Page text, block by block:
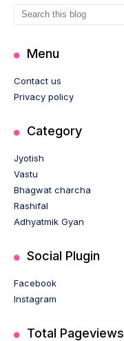
Menu
Contact us
Privacy policy
Category
Jyotish
Vastu
Bhagwat charcha
Rashifal
Adhyatmik Gyan
Social Plugin
Facebook
Instagram
Total Pageviews